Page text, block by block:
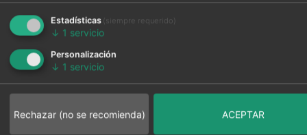
de servicios para que tu estancia sea lo más agradable
posible, incluyendo wifi gratuito, gimnasio, restaurante y
bar.
Precios especiales para grupos:
amigos o familiares? Te ofrecemos precios especiales
para grupos.
inolvidable:
Estadísticas (siempre requerido)
↓ 1 servicio
Personalización
↓ 1 servicio
Rechazar (no se recomienda) ACEPTAR